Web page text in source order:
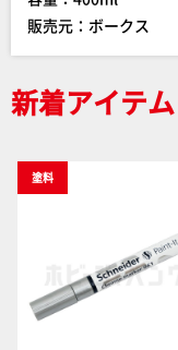
販売元：ボークス
新着アイテム
塗料